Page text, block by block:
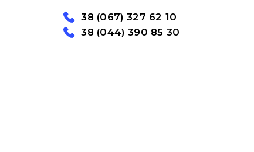
38 (067) 327 62 10
38 (044) 390 85 30